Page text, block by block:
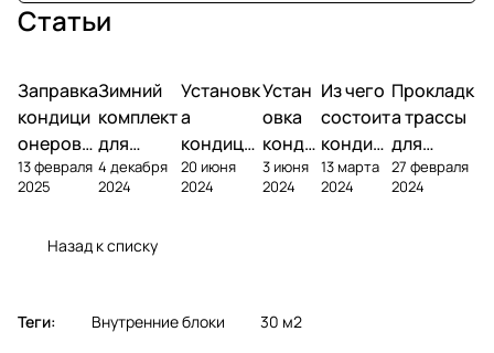
Статьи
Заправка
кондици
онеров
фреоном
13 февраля
2025
Зимний
комплект
для
кондици
онера
4 декабря
2024
Установк
а
кондици
онера на
фасаде
20 июня
2024
Устан
овка
конди
ционе
ра
3 июня
2024
Из чего
состоит
кондиц
ионер?
13 марта
2024
Прокладк
а трассы
для
кондицио
нера
27 февраля
2024
Назад к списку
Теги: Внутренние блоки 30 м2